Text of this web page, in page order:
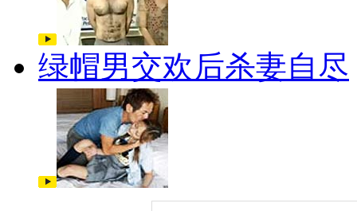
绿帽男交欢后杀妻自尽